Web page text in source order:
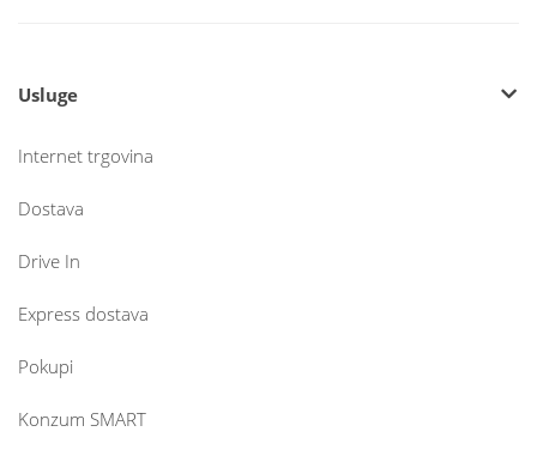
Usluge
Internet trgovina
Dostava
Drive In
Express dostava
Pokupi
Konzum SMART